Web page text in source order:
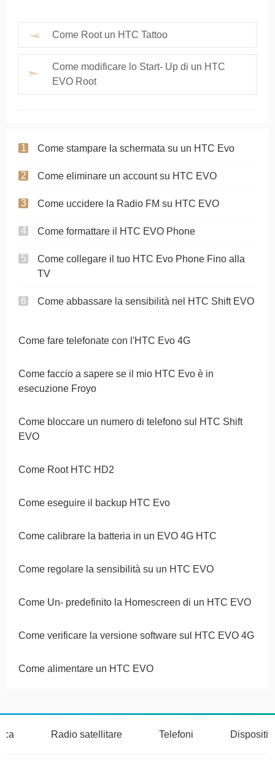
Come Root un HTC Tattoo
Come modificare lo Start- Up di un HTC
EVO Root
Come stampare la schermata su un HTC Evo
Come eliminare un account su HTC EVO
Come uccidere la Radio FM su HTC EVO
Come formattare il HTC EVO Phone
Come collegare il tuo HTC Evo Phone Fino alla
TV
Come abbassare la sensibilità nel HTC Shift EVO
Come fare telefonate con l'HTC Evo 4G
Come faccio a sapere se il mio HTC Evo è in
esecuzione Froyo
Come bloccare un numero di telefono sul HTC Shift
EVO
Come Root HTC HD2
Come eseguire il backup HTC Evo
Come calibrare la batteria in un EVO 4G HTC
Come regolare la sensibilità su un HTC EVO
Come Un- predefinito la Homescreen di un HTC EVO
Come verificare la versione software sul HTC EVO 4G
Come alimentare un HTC EVO
Radio satellitare Telefoni